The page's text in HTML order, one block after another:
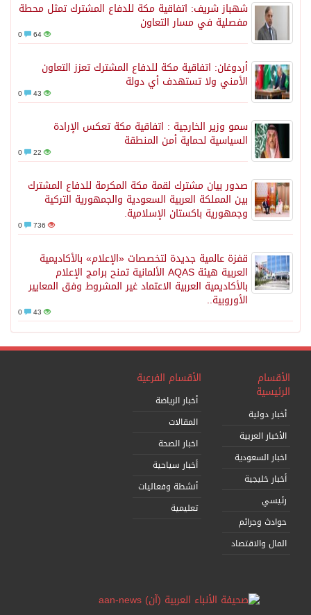
شهباز شريف: اتفاقية مكة للدفاع المشترك تمثل محطة
مفصلية في مسار التعاون
64
أردوغان: اتفاقية مكة للدفاع المشترك تعزز التعاون
الأمني ولا تستهدف أي دولة
43
سمو وزير الخارجية : اتفاقية مكة تعكس الإرادة
السياسية لحماية أمن المنطقة
22
صدور بيان مشترك لقمة مكة المكرمة للدفاع المشترك
بين المملكة العربية السعودية والجمهورية التركية
وجمهورية باكستان الإسلامية.
736
قفزة عالمية جديدة لتخصصات «الإعلام» بالأكاديمية
العربية هيئة AQAS الألمانية تمنح برامج الإعلام
بالأكاديمية العربية الاعتماد غير المشروط وفق المعايير
الأوروبية..
43
الأقسام
الرئيسية
أخبار دولية
الأخبار العربية
اخبار السعودية
أخبار خليجية
رئيسي
حوادث وجرائم
المال والاقتصاد
الأقسام الفرعية
أخبار الرياضة
المقالات
اخبار الصحة
أخبار سياحية
أنشطة وفعاليات
تعليمية